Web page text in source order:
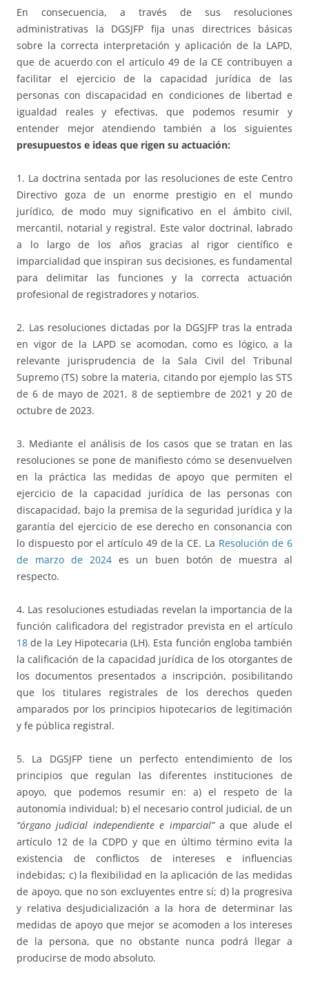
En consecuencia, a través de sus resoluciones
administrativas la DGSJFP fija unas directrices básicas
sobre la correcta interpretación y aplicación de la LAPD,
que de acuerdo con el artículo 49 de la CE contribuyen a
facilitar el ejercicio de la capacidad jurídica de las
personas con discapacidad en condiciones de libertad e
igualdad reales y efectivas, que podemos resumir y
entender mejor atendiendo también a los siguientes
presupuestos e ideas que rigen su actuación:
1. La doctrina sentada por las resoluciones de este Centro
Directivo goza de un enorme prestigio en el mundo
jurídico, de modo muy significativo en el ámbito civil,
mercantil, notarial y registral. Este valor doctrinal, labrado
a lo largo de los años gracias al rigor científico e
imparcialidad que inspiran sus decisiones, es fundamental
para delimitar las funciones y la correcta actuación
profesional de registradores y notarios.
2. Las resoluciones dictadas por la DGSJFP tras la entrada
en vigor de la LAPD se acomodan, como es lógico, a la
relevante jurisprudencia de la Sala Civil del Tribunal
Supremo (TS) sobre la materia, citando por ejemplo las STS
de 6 de mayo de 2021, 8 de septiembre de 2021 y 20 de
octubre de 2023.
3. Mediante el análisis de los casos que se tratan en las
resoluciones se pone de manifiesto cómo se desenvuelven
en la práctica las medidas de apoyo que permiten el
ejercicio de la capacidad jurídica de las personas con
discapacidad, bajo la premisa de la seguridad jurídica y la
garantía del ejercicio de ese derecho en consonancia con
lo dispuesto por el artículo 49 de la CE. La Resolución de 6
de marzo de 2024 es un buen botón de muestra al
respecto.
4. Las resoluciones estudiadas revelan la importancia de la
función calificadora del registrador prevista en el artículo
18 de la Ley Hipotecaria (LH). Esta función engloba también
la calificación de la capacidad jurídica de los otorgantes de
los documentos presentados a inscripción, posibilitando
que los titulares registrales de los derechos queden
amparados por los principios hipotecarios de legitimación
y fe pública registral.
5. La DGSJFP tiene un perfecto entendimiento de los
principios que regulan las diferentes instituciones de
apoyo, que podemos resumir en: a) el respeto de la
autonomía individual; b) el necesario control judicial, de un
“órgano judicial independiente e imparcial” a que alude el
artículo 12 de la CDPD y que en último término evita la
existencia de conflictos de intereses e influencias
indebidas; c) la flexibilidad en la aplicación de las medidas
de apoyo, que no son excluyentes entre sí; d) la progresiva
y relativa desjudicialización a la hora de determinar las
medidas de apoyo que mejor se acomoden a los intereses
de la persona, que no obstante nunca podrá llegar a
producirse de modo absoluto.